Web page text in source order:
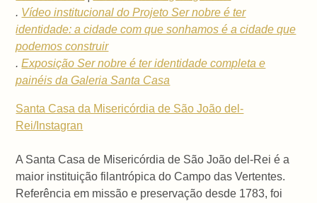
. Vídeo institucional do Projeto Ser nobre é ter
identidade: a cidade com que sonhamos é a cidade que
podemos construir
.Exposição Ser nobre é ter identidade completa e
painéis da Galeria Santa Casa
Santa Casa da Misericórdia de São João del-
Rei/Instagran
A Santa Casa de Misericórdia de São João del-Rei é a
maior instituição filantrópica do Campo das Vertentes.
Referência em missão e preservação desde 1783, foi